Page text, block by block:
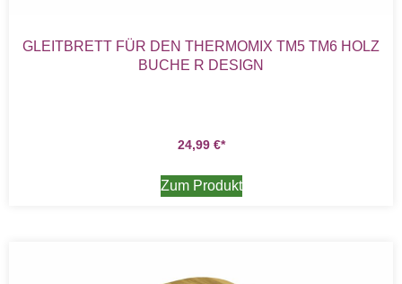
GLEITBRETT FÜR DEN THERMOMIX TM5 TM6 HOLZ
BUCHE R DESIGN
24,99 €
Zum Produkt